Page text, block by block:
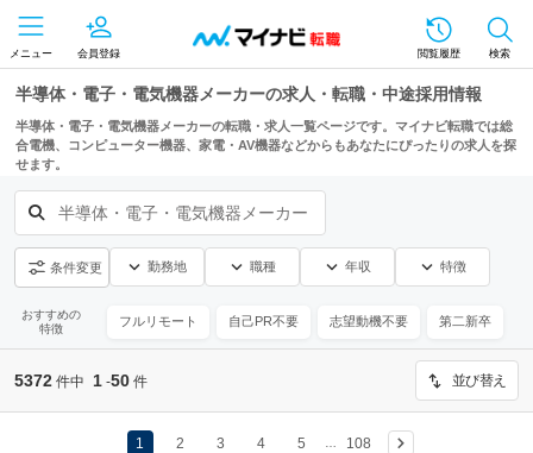
メニュー 会員登録 閲覧履歴 検索
半導体・電子・電気機器メーカーの求人・転職・中途採用情報
半導体・電子・電気機器メーカーの転職・求人一覧ページです。マイナビ転職では総
合電機、コンピューター機器、家電・AV機器などからもあなたにぴったりの求人を探
せます。
半導体・電子・電気機器メーカー
条件変更 勤務地 職種 年収 特徴
おすすめの
特徴
フルリモート 自己PR不要 志望動機不要 第二新卒
5372 件中 1 -50 件 並び替え
1 2 3 4 5 108